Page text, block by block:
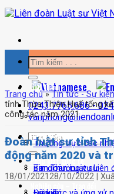
Bỏ
qua
dung
0243.7765.686 -
Giới thiệu
Thường trực các
Ban Thường vụ Liên
Tin tức – Sự kiện
Tin đoàn Luật sư
Hoạt động nghề luật
Pháp luật quốc tế
Nghiên cứu – Trao đổi
Trang chủ»Tin tức - Sự kiện
tỉnh Thừa Thiên Huế tổng
công tác năm 2021
Đoàn luật sư tỉnh
động năm 2020 và
18/01/2021 28/10/2022